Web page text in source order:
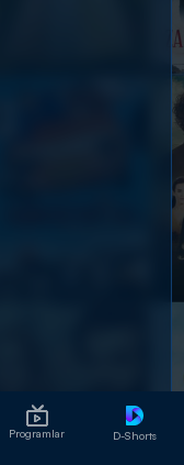
Programlar D-Shorts